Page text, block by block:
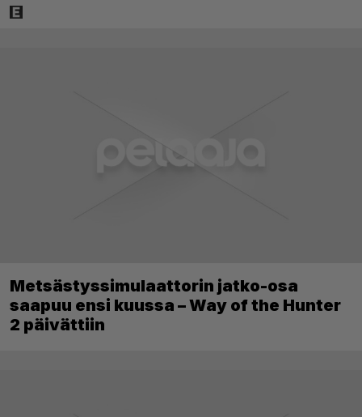
Metsästyssimulaattorin jatko-osa
saapuu ensi kuussa – Way of the Hunter
2 päivättiin